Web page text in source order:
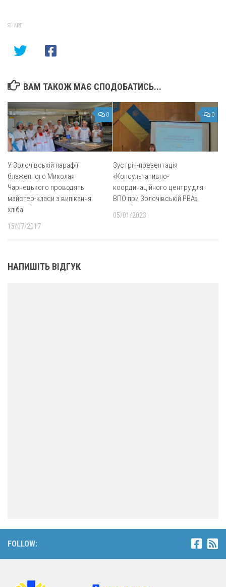
SHARE
ВАМ ТАКОЖ МАЄ СПОДОБАТИСЬ...
0
У Золочівській парафії
блаженного Миколая
Чарнецького проводять
майстер-класи з випікання
хліба
15/07/2017
0
Зустріч-презентація
«Консультативно-
координаційного центру для
ВПО при Золочівській РВА».
05/01/2023
НАПИШІТЬ ВІДГУК
FOLLOW: